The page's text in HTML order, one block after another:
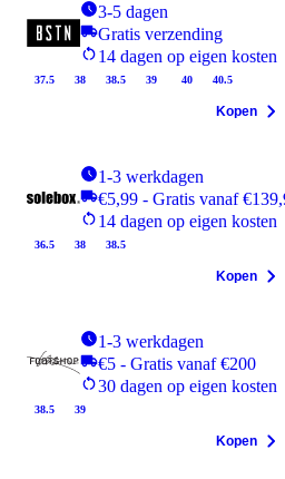
3-5 dagen
Gratis verzending
14 dagen op eigen kosten
37.5 38 38.5 39 40 40.5
Kopen
1-3 werkdagen
€5,99 - Gratis vanaf
14 dagen op eigen kosten
36.5 38 38.5
Kopen
1-3 werkdagen
€5 - Gratis vanaf €200
30 dagen op eigen kosten
38.5 39
Kopen